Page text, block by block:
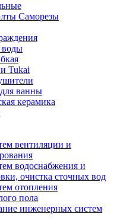
Саморезы
воды
Tukai
ванны
керамика
вентиляции и
водоснабжения и
очистка сточных вод
отопления
пола
инженерных систем